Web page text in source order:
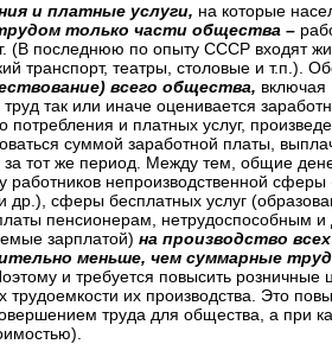
и платные услуги, на которые
только части общества –
(В последнюю по опыту СССР входят
транспорт, театры, столовые и т.п.).
всего общества, включая
так или иначе оценивается
и платных услуг,
суммой заработной платы,
за тот же период. Между тем, общие
непроизводственной сферы
сферы бесплатных услуг
пенсионерам, нетрудоспособным и
зарплатой) на производство
меньше, чем суммарные
и требуется повысить розничные
их производства. Это
труда для общества, а при